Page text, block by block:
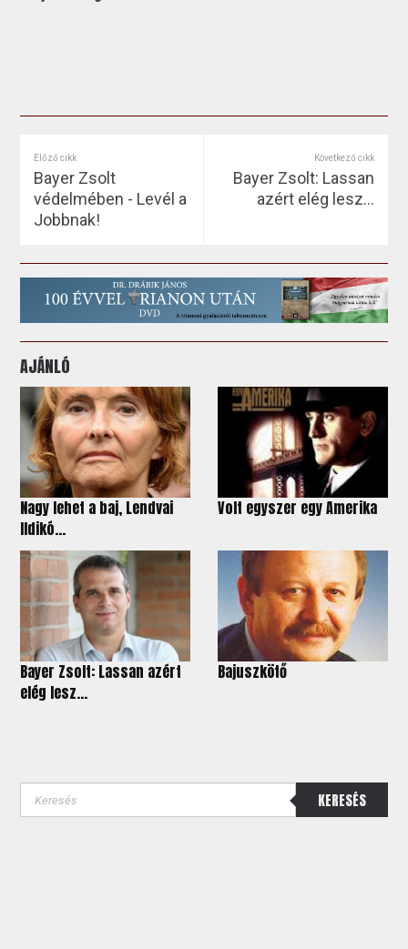
Előző cikk
Bayer Zsolt
védelmében - Levél a
Jobbnak!
Következő cikk
Bayer Zsolt: Lassan
azért elég lesz…
AJÁNLÓ
Nagy lehet a baj, Lendvai
Ildikó...
Volt egyszer egy Amerika
Bayer Zsolt: Lassan azért
elég lesz…
Bajuszkötő
KERESÉS